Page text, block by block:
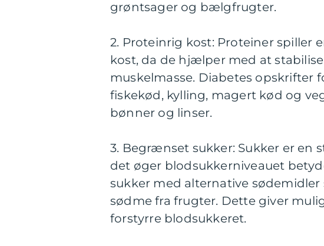
grøntsager og bælgfrugter.
2. Proteinrig kost: Proteiner spiller
kost, da de hjælper med at
muskelmasse. Diabetes opskrifter
fiskekød, kylling, magert kød og
bønner og linser.
3. Begrænset sukker: Sukker er en
det øger blodsukkerniveauet
sukker med alternative
sødme fra frugter. Dette giver
forstyrre blodsukkeret.